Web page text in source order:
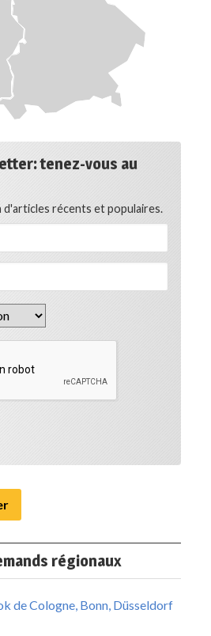
tenez-vous au
récents et populaires.
régionaux
de Cologne, Bonn, Düsseldorf